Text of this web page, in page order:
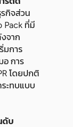
กิจส่วน
Pack ที่มี
จาก
มการ
อ การ
โดยปกติ
ะทบแบบ
ดับ